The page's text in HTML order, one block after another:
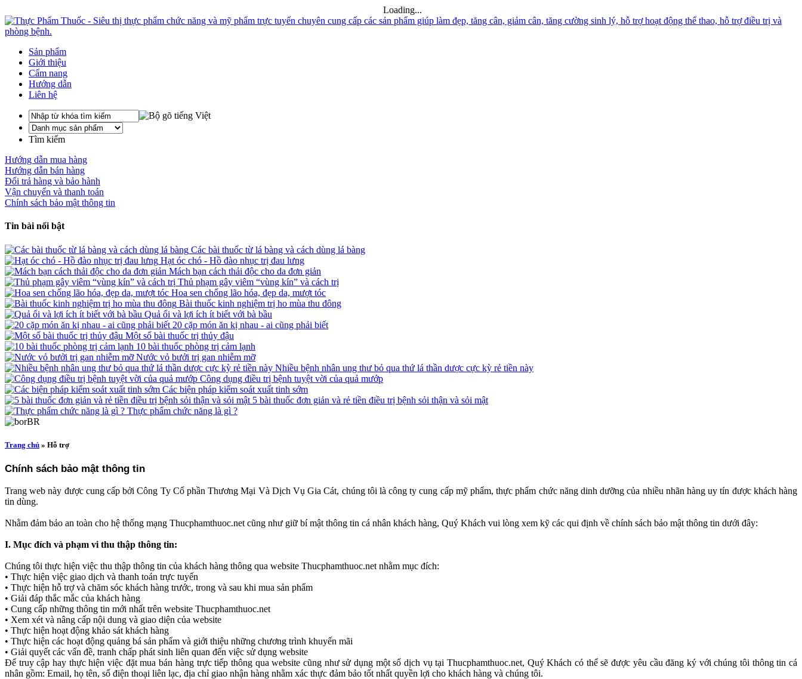
Loading...
Sản phẩm
Giới thiệu
Cẩm nang
Hướng dẫn
Liên hệ
Tìm kiếm
Hướng dẫn mua hàng
Hướng dẫn bán hàng
Đổi trả hàng và bảo hành
Vận chuyển và thanh toán
Chính sách bảo mật thông tin
Tin bài nổi bật
Các bài thuốc từ lá bàng và cách dùng lá bàng
Hạt óc chó - Hồ đào nhục trị đau lưng
Mách bạn cách thải độc cho da đơn giản
Thủ phạm gây viêm “vùng kín” và cách trị
Hoa sen chống lão hóa, đẹp da, mượt tóc
Bài thuốc kinh nghiệm trị ho mùa thu đông
Quả ổi và lợi ích ít biết với bà bầu
20 cặp món ăn kị nhau - ai cũng phải biết
Một số bài thuốc trị thủy đậu
10 bài thuốc phòng trị cảm lạnh
Nước vỏ bưởi trị gan nhiễm mỡ
Nhiều bệnh nhân ung thư bỏ qua thứ lá thần dược cực kỳ rẻ tiền này
Công dụng điều trị bệnh tuyệt vời của quả mướp
Các biện pháp kiểm soát xuất tinh sớm
5 bài thuốc đơn giản và rẻ tiền điều trị bệnh sỏi thận và sỏi mật
Thực phẩm chức năng là gì ?
Trang chủ » Hỗ trợ
Chính sách bảo mật thông tin
Trang web này được cung cấp bởi Công Ty Cổ phần Thương Mại Và Dịch Vụ Gia Cát, chúng tôi là công ty cung cấp mỹ phẩm, thực phẩm chức năng dinh dưỡng của nhiều nhãn hàng uy tín được khách hàng
tin dùng.
Nhằm đảm bảo an toàn cho hệ thống mạng Thucphamthuoc.net cũng như giữ bí mật thông tin cá nhân khách hàng, Quý Khách vui lòng xem kỹ các qui định về chính sách bảo mật thông tin dưới đây:
I. Mục đích và phạm vi thu thập thông tin:
Chúng tôi thực hiện việc thu thập thông tin của khách hàng thông qua website Thucphamthuoc.net nhằm mục đích:
• Thực hiện việc giao dịch và thanh toán trực tuyến
• Thực hiện hỗ trợ và chăm sóc khách hàng trước, trong và sau khi mua sản phẩm
• Giải đáp thắc mắc của khách hàng
• Cung cấp những thông tin mới nhất trên website Thucphamthuoc.net
• Xem xét và nâng cấp nội dung và giao diện của website
• Thực hiện hoạt động khảo sát khách hàng
• Thực hiện các hoạt động quảng bá sản phẩm và giới thiệu những chương trình khuyến mãi
• Giải quyết các vấn đề, tranh chấp phát sinh liên quan đến việc sử dụng website
Để truy cập hay thực hiện việc đặt mua bán hàng trực tiếp thông qua website cũng như sử dụng một số dịch vụ tại Thucphamthuoc.net, Quý Khách có thể sẽ được yêu cầu đăng ký với chúng tôi thông tin cá
nhân gồm: Email, họ tên, số điện thoại liên lạc, địa chỉ giao nhận hàng nhằm xác thực đảm bảo tốt nhất quyền lợi cho khách hàng và chúng tôi.